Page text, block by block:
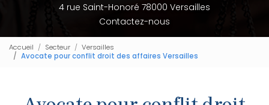
4 rue Saint-Honoré 78000 Versailles
Contactez-nous
Accueil Secteur
Versailles
Avocate pour conflit droit des affaires Versailles